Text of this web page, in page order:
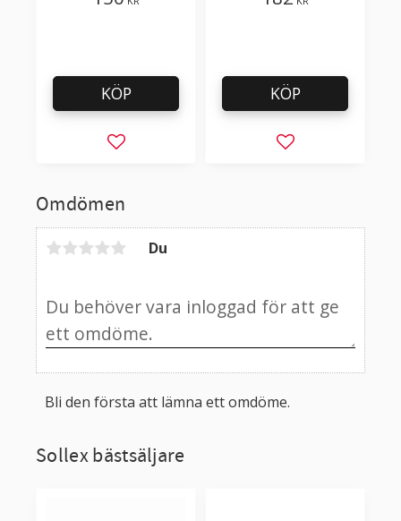
Omdömen
Du
Bli den första att lämna ett omdöme.
blad
Lägg till i favoriter
KÖP
Lägg till i
KÖP
Sollex bästsäljare